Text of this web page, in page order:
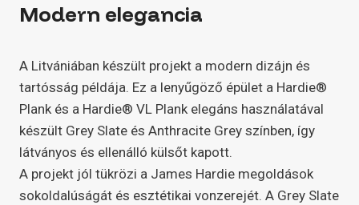
Modern elegancia
A Litvániában készült projekt a modern dizájn és
tartósság példája. Ez a lenyűgöző épület a Hardie®
Plank és a Hardie® VL Plank elegáns használatával
készült Grey Slate és Anthracite Grey színben, így
látványos és ellenálló külsőt kapott.
A projekt jól tükrözi a James Hardie megoldások
sokoldalúságát és esztétikai vonzerejét. A Grey Slate